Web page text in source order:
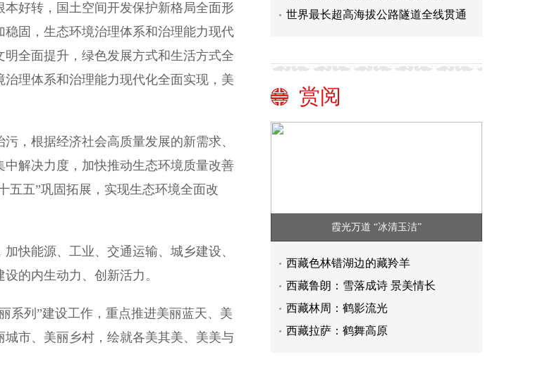
好转，国土空间开发保护新格局全面形
固，生态环境治理体系和治理能力现代
全面提升，绿色发展方式和生活方式全
理体系和治理能力现代化全面实现，美
根据经济社会高质量发展的新需求、
解决力度，加快推动生态环境质量改善
五五”巩固拓展，实现生态环境全面改
能源、工业、交通运输、城乡建设、
的内生动力、创新活力。
列”建设工作，重点推进美丽蓝天、美
市、美丽乡村，绘就各美其美、美美与
世界最长超高海拔公路隧道全线贯通
赏阅
霞光万道 “冰清玉洁”
西藏色林错湖边的藏羚羊
西藏鲁朗：雪落成诗 景美情长
西藏林周：鹤影流光
西藏拉萨：鹤舞高原